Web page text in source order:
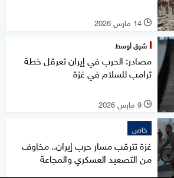
l 14 مارس 2026
شرق أوسط
مصادر: الحرب في إيران تعرقل خطة
ترامب للسلام في غزة
l 9 مارس 2026
خاص
غزة تترقب مسار حرب إيران.. مخاوف
من التصعيد العسكري والمجاعة